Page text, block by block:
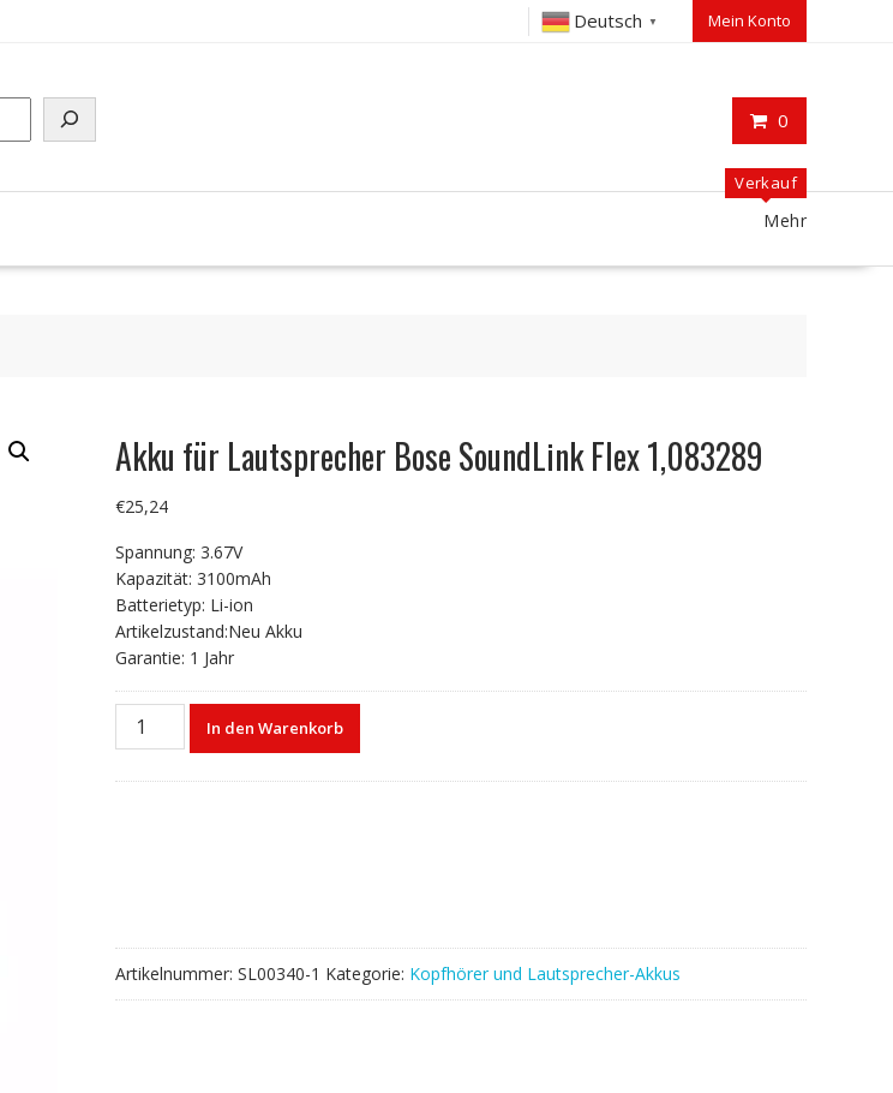
Deutsch ▼ Mein Konto
0
Verkauf
Mehr
Akku für Lautsprecher Bose SoundLink Flex 1,083289
€25,24
Spannung: 3.67V
Kapazität: 3100mAh
Batterietyp: Li-ion
Artikelzustand:Neu Akku
Garantie: 1 Jahr
Akku
In den Warenkorb
Artikelnummer: SL00340-1 Kategorie: Kopfhörer und Lautsprecher-Akkus